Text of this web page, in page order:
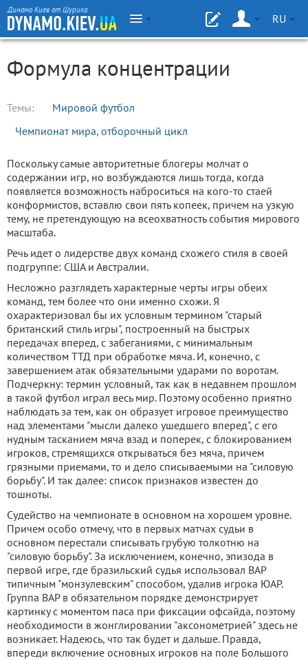
Динамо Киев от Шурика
RU
Формула концентрации
Темы:
Мировой футбол
Чемпионат мира, отборочный цикл
Поскольку самые авторитетные блогеры молчат о
содержании игр, но возбуждаются лишь тогда, когда
появляется возможность наброситься на кого-то стаей
конформистов, вставлю свои пять копеек, причем на узкую
тему, не претендующую на всеохватность события мирового
масштаба.
Речь идет о лидерстве двух команд схожего стиля в своей
подгруппе: США и Австралии.
Несложно разглядеть характерные черты игры обеих
команд, тем более что они именно схожи. Я
охарактеризовал бы их условным термином "старый
британский стиль игры", построенный на быстрых
передачах вперед, с забеганиями, с минимальным
количеством ТТД при обработке мяча. И, конечно, с
завершением атак обязательными ударами по воротам.
Подчеркну: термин условный, так как в недавнем прошлом
в такой футбол играл весь мир. Поэтому особенно приятно
наблюдать за тем, как он образует игровое преимущество
над элементами "мысли далеко ушедшего вперед", с его
нудным тасканием мяча взад и поперек, с блокированием
игроков, стремящихся открываться без мяча, причем
грязными приемами, то и дело списываемыми на "силовую
борьбу". И так далее: список признаков известен до
тошноты.
Судейство на чемпионате в основном на хорошем уровне.
Причем особо отмечу, что в первых матчах судьи в
основном перестали списывать грубую толкотню на
"силовую борьбу". За исключением, конечно, эпизода в
первой игре, где бразильский судья использовал ВАР
типичным "монзулевским" способом, удалив игрока ЮАР.
Группа ВАР в обязательном порядке демонстрирует
картинку с моментом паса при фиксации офсайда, поэтому
необходимости в жонглировании "аксонометрией" здесь не
возникает. Надеюсь, что так будет и дальше. Правда,
впереди включение основных игроков на поле Большого